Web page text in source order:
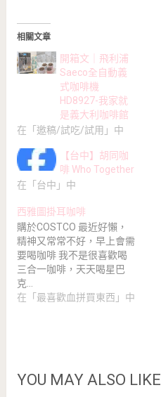
相關文章
開箱文｜飛利浦
Saeco全自動義
式咖啡機
HD8927-我家就
是義大利咖啡館
在「邀稿/試吃/試用」中
【台中】胡同咖
啡 Who Together
在「台中」中
西雅圖掛耳咖啡
購於COSTCO 最近好懶，
精神又常常不好，早上會需
要喝咖啡 我不是很喜歡喝
三合一咖啡，天天喝星巴
克…
在「最喜歡血拼買東西」中
YOU MAY ALSO LIKE